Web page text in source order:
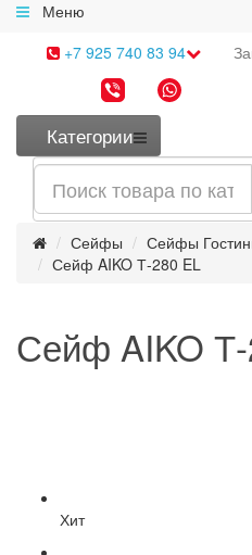
Меню
+7 925 740 83 94
Категории
Сейфы
Сейфы
Сейф AIKO Т-280 EL
Сейф AIKO
Хит